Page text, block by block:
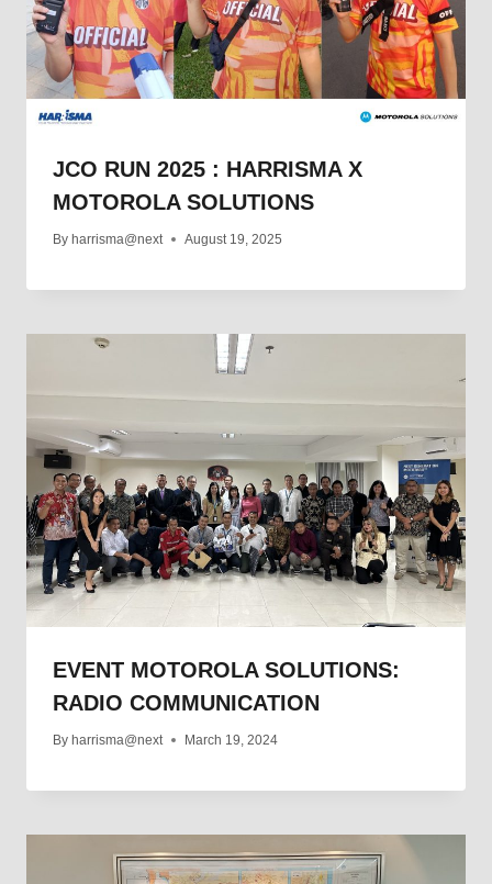
JCO RUN 2025 : HARRISMA X
MOTOROLA SOLUTIONS
By harrisma@next August 19, 2025
EVENT MOTOROLA SOLUTIONS:
RADIO COMMUNICATION
By harrisma@next March 19, 2024